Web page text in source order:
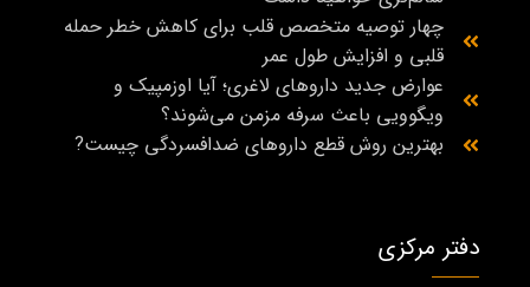
چهار توصیه متخصص قلب برای کاهش خطر حمله
قلبی و افزایش طول عمر
عوارض جدید داروهای لاغری؛ آیا اوزمپیک و
ویگوویی باعث سرفه مزمن می‌شوند؟
بهترین روش قطع داروهای ضدافسردگی چیست?
دفتر مرکزی